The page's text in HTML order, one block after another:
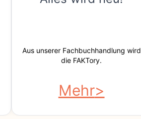
Aus unserer Fachbuchhandlung wird
die FAKTory.
Mehr